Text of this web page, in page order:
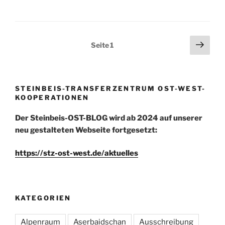
o
k
n
Seitennummerierung
Seite1
STEINBEIS-TRANSFERZENTRUM OST-WEST-
KOOPERATIONEN
Der Steinbeis-OST-BLOG wird ab 2024 auf unserer
neu gestalteten Webseite fortgesetzt:
https://stz-ost-west.de/aktuelles
KATEGORIEN
Alpenraum Aserbaidschan Ausschreibung